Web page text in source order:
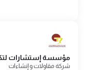
مؤسسة إستشارات
شركة مقاولات و إنشاءات